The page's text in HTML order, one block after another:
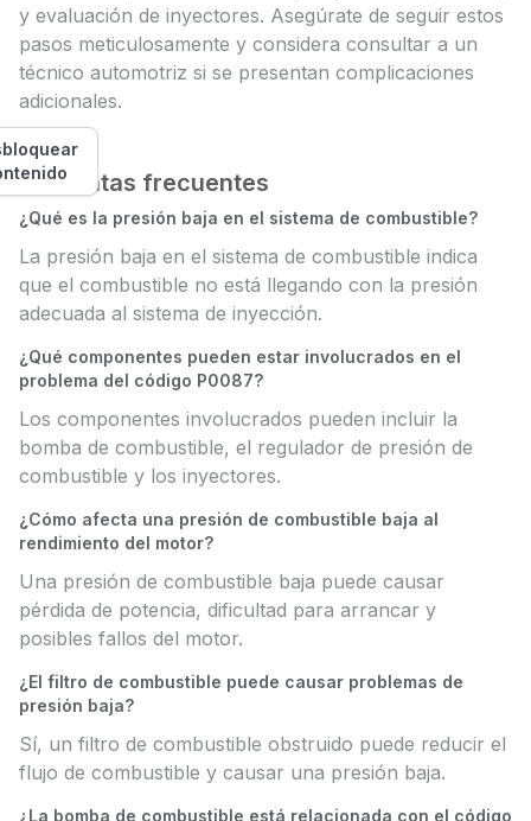
y evaluación de inyectores. Asegúrate de seguir estos
pasos meticulosamente y considera consultar a un
técnico automotriz si se presentan complicaciones
adicionales.
Preguntas frecuentes
¿Qué es la presión baja en el sistema de combustible?
La presión baja en el sistema de combustible indica
que el combustible no está llegando con la presión
adecuada al sistema de inyección.
¿Qué componentes pueden estar involucrados en el
problema del código P0087?
Los componentes involucrados pueden incluir la
bomba de combustible, el regulador de presión de
combustible y los inyectores.
¿Cómo afecta una presión de combustible baja al
rendimiento del motor?
Una presión de combustible baja puede causar
pérdida de potencia, dificultad para arrancar y
posibles fallos del motor.
¿El filtro de combustible puede causar problemas de
presión baja?
Sí, un filtro de combustible obstruido puede reducir el
flujo de combustible y causar una presión baja.
¿La bomba de combustible está relacionada con el código